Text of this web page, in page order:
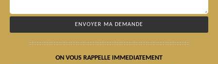
ON VOUS RAPPELLE IMMEDIATEMENT